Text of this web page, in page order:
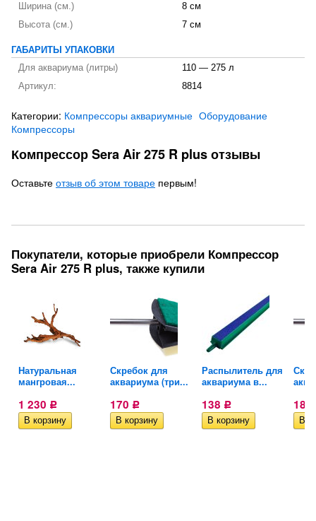
Ширина (см.)
8 см
Высота (см.)
7 см
ГАБАРИТЫ УПАКОВКИ
Для аквариума (литры)
110 — 275 л
Артикул:
8814
Категории: Компрессоры аквариумные Оборудование
Компрессоры
Компрессор Sera Air 275 R plus отзывы
Оставьте отзыв об этом товаре первым!
Покупатели, которые приобрели Компрессор
Sera Air 275 R plus, также купили
Натуральная
мангровая...
1 230 Р
Скребок для
аквариума (три...
170 Р
Распылитель для
аквариума в...
138 Р 181